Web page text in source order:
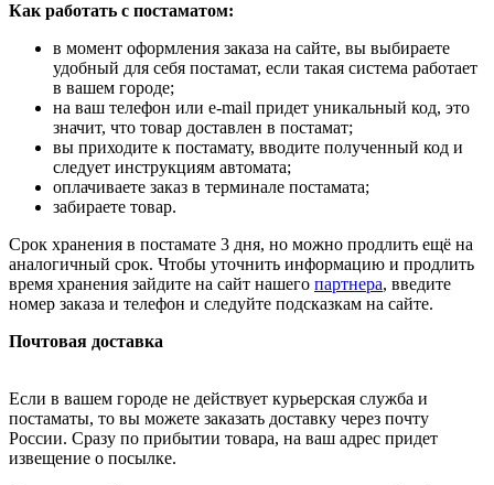
Как работать с постаматом:
в момент оформления заказа на сайте, вы выбираете
удобный для себя постамат, если такая система работает
в вашем городе;
на ваш телефон или e-mail придет уникальный код, это
значит, что товар доставлен в постамат;
вы приходите к постамату, вводите полученный код и
следует инструкциям автомата;
оплачиваете заказ в терминале постамата;
забираете товар.
Срок хранения в постамате 3 дня, но можно продлить ещё на
аналогичный срок. Чтобы уточнить информацию и продлить
время хранения зайдите на сайт нашего партнера, введите
номер заказа и телефон и следуйте подсказкам на сайте.
Почтовая доставка
Если в вашем городе не действует курьерская служба и
постаматы, то вы можете заказать доставку через почту
России. Сразу по прибытии товара, на ваш адрес придет
извещение о посылке.